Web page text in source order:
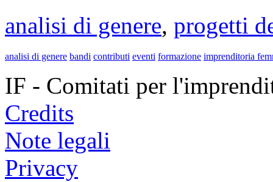
analisi di genere, progetti
analisi di genere bandi contributi eventi formazione imprenditoria
IF - Comitati per
Credits
Note legali
Privacy